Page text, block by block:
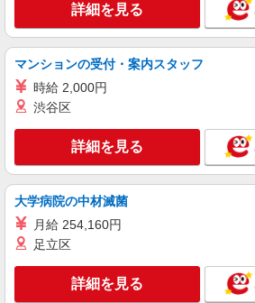
愛知県春日井市 ＊車
キープ
派遣社員
株式会社テクノ・サービス/お仕事No/0894827
製品の検査・組立
時給1400円 月収例：
日出勤手当て等が含まれています
給
愛知県春日井市 ＊
キープ
株式会社グロップ 名古屋オフィス
詳細を見る
マンションの受付・案内スタッフ
時給 2,000円
渋谷区
詳細を見る
大学病院の中材滅菌
月給 254,160円
足立区
詳細を見る